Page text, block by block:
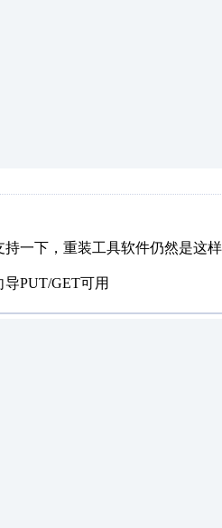
持一下，重装工具软件仍然是这
PUT/GET可用